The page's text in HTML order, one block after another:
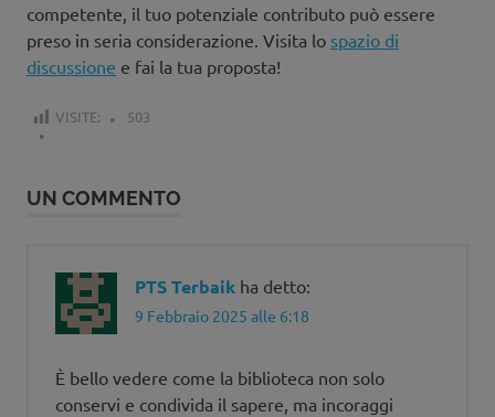
competente, il tuo potenziale contributo può essere
preso in seria considerazione. Visita lo spazio di
discussione e fai la tua proposta!
VISITE: 503
UN COMMENTO
PTS Terbaik ha detto:
9 Febbraio 2025 alle 6:18
È bello vedere come la biblioteca non solo
conservi e condivida il sapere, ma incoraggi